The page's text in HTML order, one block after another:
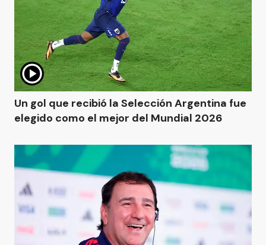
Un gol que recibió la Selección Argentina fue
elegido como el mejor del Mundial 2026